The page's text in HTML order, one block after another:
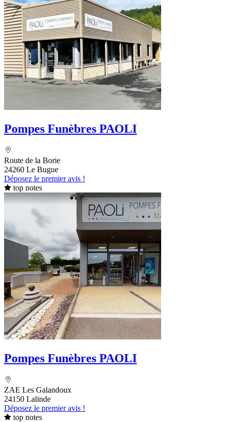
Pompes Funèbres PAOLI
Route de la Borie
24260 Le Bugue
Déposez le premier avis !
top notes
Pompes Funèbres PAOLI
ZAE Les Galandoux
24150 Lalinde
Déposez le premier avis !
top notes